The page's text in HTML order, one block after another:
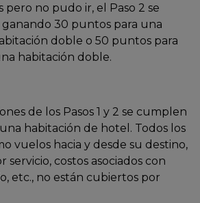
pero no pudo ir, el Paso 2 se
30 puntos para una
doble o 50 puntos para
habitación doble.
de los Pasos 1 y 2 se cumplen
habitación de hotel. Todos los
vuelos hacia y desde su destino,
servicio, costos asociados con
etc., no están cubiertos por